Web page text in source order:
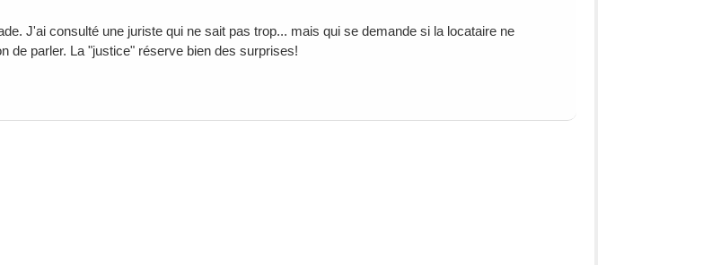
J'ai consulté une juriste qui ne sait pas trop... mais qui se demande si la locataire ne
de parler. La "justice" réserve bien des surprises!